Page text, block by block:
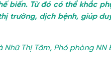
biến. Từ đó có thể khắc
trường, dịch bệnh, giúp
Nhữ Thị Tâm, Phó phòng NN